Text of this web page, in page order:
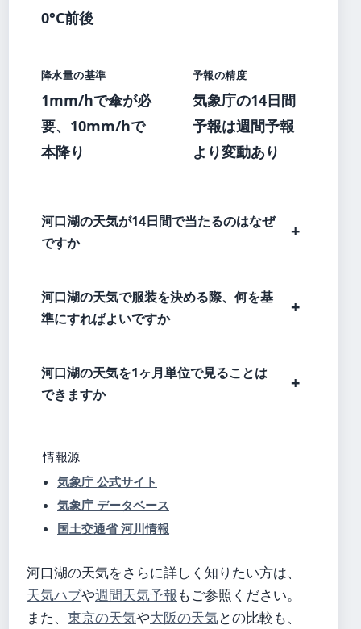
0°C前後
降水量の基準
1mm/hで傘が必
要、10mm/hで
本降り
予報の精度
気象庁の14日間
予報は週間予報
より変動あり
河口湖の天気が14日間で当たるのはなぜ
ですか
河口湖の天気で服装を決める際、何を基
準にすればよいですか
河口湖の天気を1ヶ月単位で見ることは
できますか
情報源
気象庁 公式サイト
気象庁 データベース
国土交通省 河川情報
河口湖の天気をさらに詳しく知りたい方は、
天気ハブや週間天気予報 もご参照ください。
また、 東京の天気や大阪の天気との比較も、